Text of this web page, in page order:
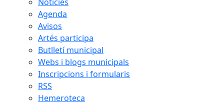
Agenda
Avisos
Artés participa
Butlletí municipal
Webs i blogs municipals
Inscripcions i formularis
RSS
Hemeroteca